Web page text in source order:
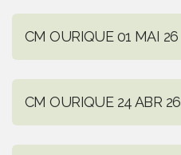
CM OURIQUE 01 MAI 26
CM OURIQUE 24 ABR 26